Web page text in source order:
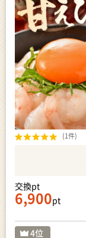
(1件)
交換pt
6,900pt